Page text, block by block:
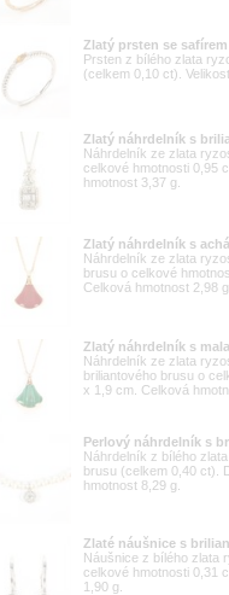
Zlatý prsten se
Prsten z bílého zlata
(celkem 0,10 ct).
Zlatý náhrdelník s
Náhrdelník ze zlata
celkové hmotnosti 0,95
hmotnost 3,37 g.
Zlatý náhrdelník s
Náhrdelník ze zlata
brusu o celkové
Celková hmotnost 2,98 g.
Zlatý náhrdelník s
Náhrdelník ze zlata
briliantového brusu o
x 1,9 cm. Celková
Perlový náhrdelník s
Náhrdelník z bílého
brusu (celkem 0,40 ct).
hmotnost 8,29 g.
Zlaté náušnice s
Náušnice z bílého zlata
celkové hmotnosti 0,31
1,90 g.